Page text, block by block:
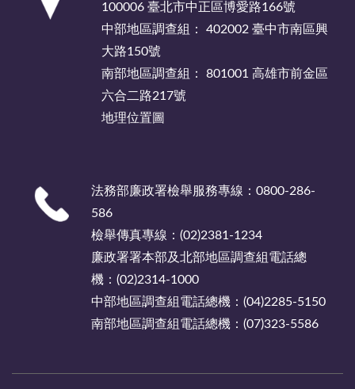
100006 臺北市中正區博愛路166號
中部地區調查組： 402002 臺中市南區興
大路150號
南部地區調查組： 801001 高雄市前金區
六合二路217號
地理位置圖
法務部廉政署檢舉服務專線：0800-286-
586
檢舉傳真專線：(02)2381-1234
廉政署署本部及北部地區調查組電話總
機：(02)2314-1000
中部地區調查組電話總機：(04)2285-5150
南部地區調查組電話總機：(07)323-5586